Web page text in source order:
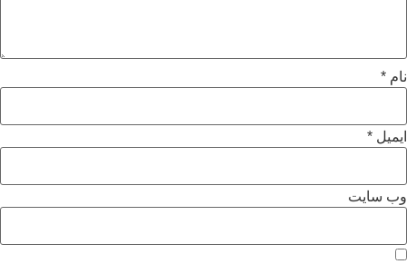
نام *
ایمیل *
وب‌ سایت